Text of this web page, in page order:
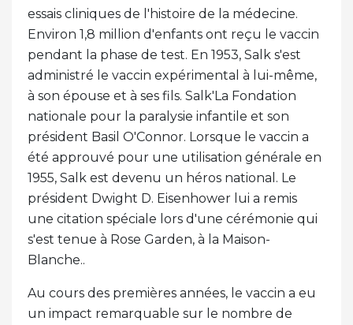
essais cliniques de l'histoire de la médecine.
Environ 1,8 million d'enfants ont reçu le vaccin
pendant la phase de test. En 1953, Salk s'est
administré le vaccin expérimental à lui-même,
à son épouse et à ses fils. Salk'La Fondation
nationale pour la paralysie infantile et son
président Basil O'Connor. Lorsque le vaccin a
été approuvé pour une utilisation générale en
1955, Salk est devenu un héros national. Le
président Dwight D. Eisenhower lui a remis
une citation spéciale lors d'une cérémonie qui
s'est tenue à Rose Garden, à la Maison-
Blanche..
Au cours des premières années, le vaccin a eu
un impact remarquable sur le nombre de